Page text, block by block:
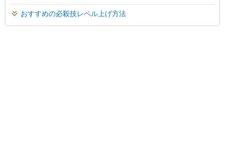
おすすめの必殺技レベル上げ方法